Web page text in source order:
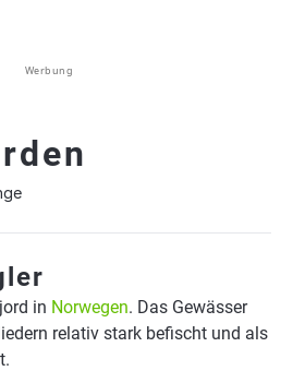
Werbung
in Norwegen. Das Gewässer
relativ stark befischt und als